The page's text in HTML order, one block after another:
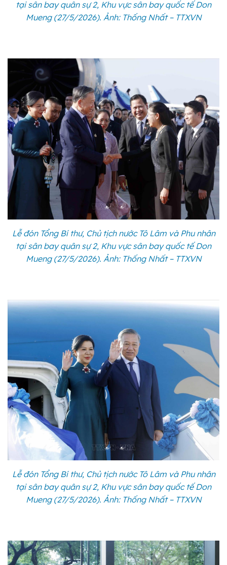
tại sân bay quân sự 2, Khu vực sân bay quốc tế Don
Mueng (27/5/2026). Ảnh: Thống Nhất – TTXVN
Lễ đón Tổng Bí thư, Chủ tịch nước Tô Lâm và Phu nhân
tại sân bay quân sự 2, Khu vực sân bay quốc tế Don
Mueng (27/5/2026). Ảnh: Thống Nhất – TTXVN
Lễ đón Tổng Bí thư, Chủ tịch nước Tô Lâm và Phu nhân
tại sân bay quân sự 2, Khu vực sân bay quốc tế Don
Mueng (27/5/2026). Ảnh: Thống Nhất – TTXVN